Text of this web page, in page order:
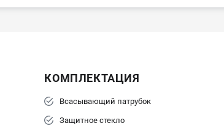
КОМПЛЕКТАЦИЯ
Всасывающий патрубок
Защитное стекло